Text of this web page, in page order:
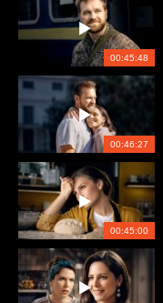
00:45:48
00:46:27
00:45:00